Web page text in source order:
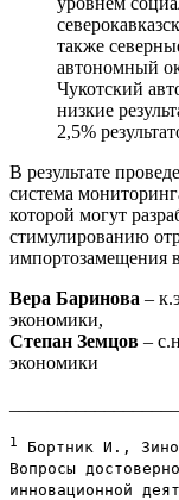
также
автономный
Чукотский
низкие
2,5%
В результате
система
которой могут
стимулированию
импортозамещения
Вера Баринова –
экономики,
Степан Земцов –
экономики
1
Бортник И.,
Вопросы
инновационной